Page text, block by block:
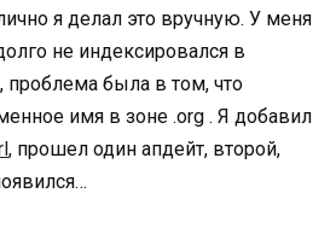
я делал это вручную. У меня
не индексировался в
была в том, что
имя в зоне .org . Я добавил
, прошел один апдейт, второй,